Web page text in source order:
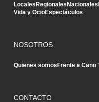
LocalesRegionalesNacionales
Vida y OcioEspectáculos
NOSOTROS
Quienes somosFrente a Cano
CONTACTO